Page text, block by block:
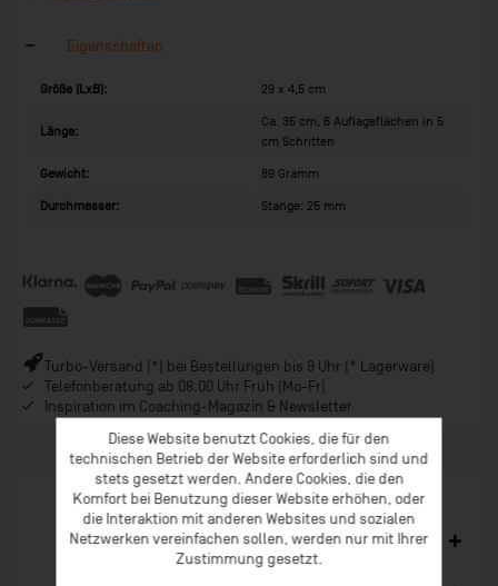
Eigenschaften
Größe (LxB): 29 x 4,5 cm
Länge:
Ca. 35 cm, 6 Auflageflächen in 5
cm Schritten
Gewicht: 89 Gramm
Durchmesser: Stange: 25 mm
Turbo-Versand (*) bei Bestellungen bis 9 Uhr (* Lagerware)
Telefonberatung ab 08:00 Uhr Früh (Mo-Fr)
Inspiration im Coaching-Magazin & Newsletter
Zubehör 1
Diese Website benutzt Cookies, die für den
technischen Betrieb der Website erforderlich sind und
stets gesetzt werden. Andere Cookies, die den
Komfort bei Benutzung dieser Website erhöhen, oder
die Interaktion mit anderen Websites und sozialen
Netzwerken vereinfachen sollen, werden nur mit Ihrer
Zustimmung gesetzt.